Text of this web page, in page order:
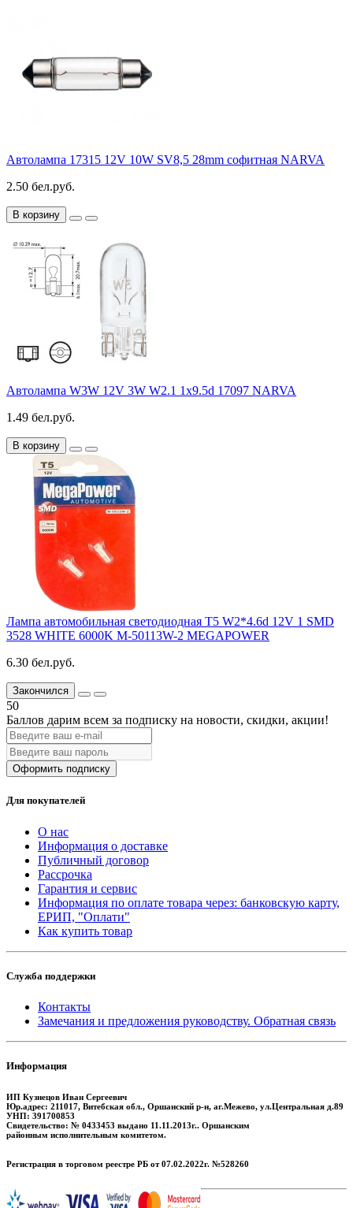
Автолампа 17315 12V 10W SV8,5 28mm софитная NARVA
2.50 бел.руб.
В корзину
Автолампа W3W 12V 3W W2.1 1x9.5d 17097 NARVA
1.49 бел.руб.
В корзину
Лампа автомобильная светодиодная T5 W2*4.6d 12V 1 SMD
3528 WHITE 6000K M-50113W-2 MEGAPOWER
6.30 бел.руб.
Закончился
50
Баллов дарим всем за подписку на новости, скидки, акции!
Оформить подписку
Для покупателей
О нас
Информация о доставке
Публичный договор
Рассрочка
Гарантия и сервис
Информация по оплате товара через: банковскую карту,
ЕРИП, "Оплати"
Как купить товар
Служба поддержки
Контакты
Замечания и предложения руководству. Обратная связь
Информация
ИП Кузнецов Иван Сергеевич
Юр.адрес: 211017, Витебская обл., Оршанский р-н, аг.Межево, ул.Центральная д.89
УНП: 391700853
Свидетельство: № 0433453 выдано 11.11.2013г.. Оршанским
районным исполнительным комитетом.
Регистрация в торговом реестре РБ от 07.02.2022г. №528260